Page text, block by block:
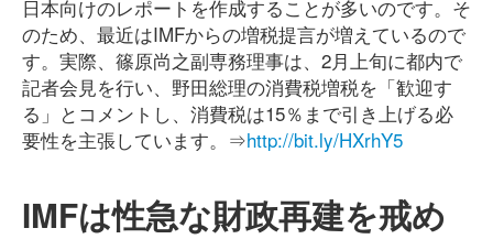
日本向けのレポートを作成することが多いのです。そ
のため、最近はIMFからの増税提言が増えているので
す。実際、篠原尚之副専務理事は、2月上旬に都内で
記者会見を行い、野田総理の消費税増税を「歓迎す
る」とコメントし、消費税は15％まで引き上げる必
要性を主張しています。⇒http://bit.ly/HXrhY5
IMFは性急な財政再建を戒め